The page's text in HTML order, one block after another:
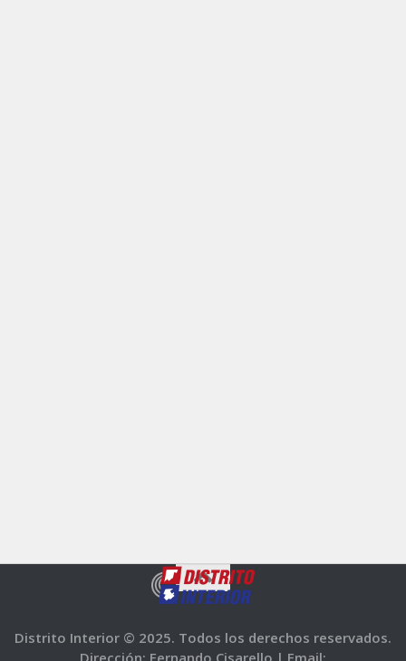
Distrito Interior © 2025. Todos los derechos reservados.